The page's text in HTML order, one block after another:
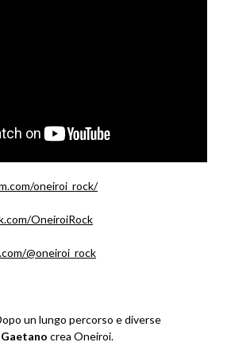
oneiroi_rock/
OneiroiRock
@oneiroi_rock
un lungo percorso e diverse
crea Oneiroi.